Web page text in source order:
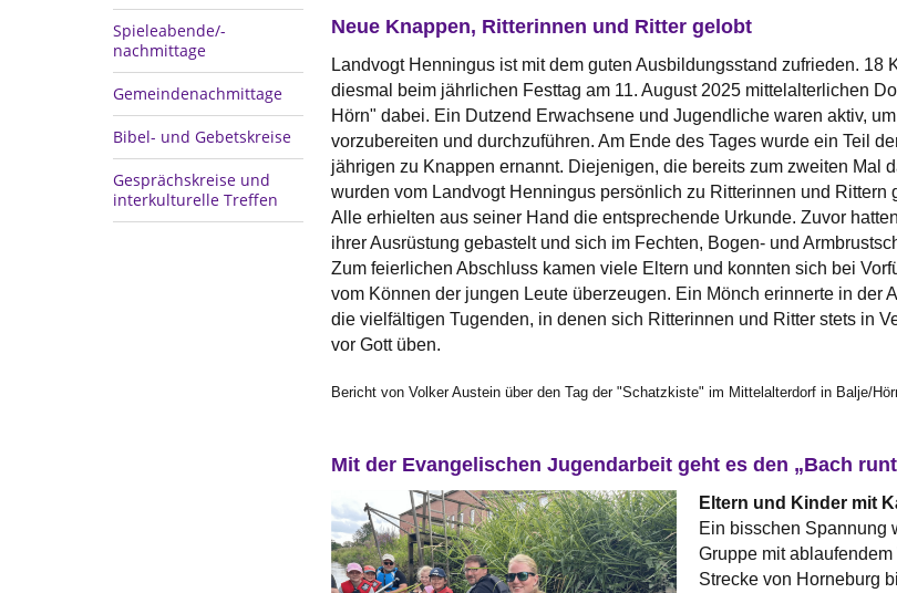
Spieleabende/-
nachmittage
Gemeindenachmittage
Bibel- und Gebetskreise
Gesprächskreise und
interkulturelle Treffen
Neue Knappen, Ritterinnen und Ritter gelobt
Landvogt Henningus ist mit dem guten Ausbildungsstand zufrieden. 18
diesmal beim jährlichen Festtag am 11. August 2025 mittelalterlichen
Hörn" dabei. Ein Dutzend Erwachsene und Jugendliche waren aktiv,
vorzubereiten und durchzuführen. Am Ende des Tages wurde ein Teil
jährigen zu Knappen ernannt. Diejenigen, die bereits zum zweiten Mal
wurden vom Landvogt Henningus persönlich zu Ritterinnen und Rittern
Alle erhielten aus seiner Hand die entsprechende Urkunde. Zuvor
ihrer Ausrüstung gebastelt und sich im Fechten, Bogen- und
Zum feierlichen Abschluss kamen viele Eltern und konnten sich bei
vom Können der jungen Leute überzeugen. Ein Mönch erinnerte in der
die vielfältigen Tugenden, in denen sich Ritterinnen und Ritter stets in
vor Gott üben.
Bericht von Volker Austein über den Tag der "Schatzkiste" im Mittelalterdorf in Balje/
Mit der Evangelischen Jugendarbeit geht es den „Bach
Eltern und Kinder mit
Ein bisschen Spannung
Gruppe mit
Strecke von Horneburg